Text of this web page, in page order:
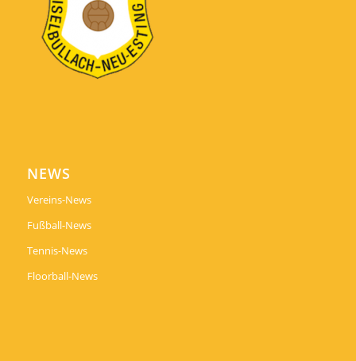
NEWS
Vereins-News
Fußball-News
Tennis-News
Floorball-News